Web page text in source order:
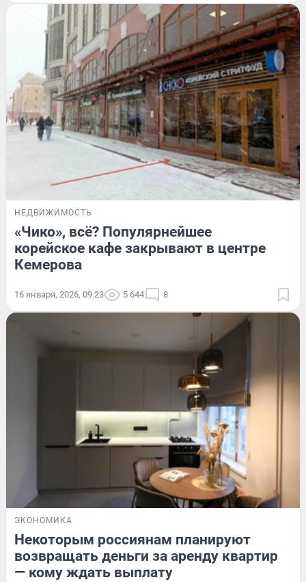
НЕДВИЖИМОСТЬ
«Чико», всё? Популярнейшее
корейское кафе закрывают в центре
Кемерова
16 января, 2026, 09:23 5 644 8
ЭКОНОМИКА
Некоторым россиянам планируют
возвращать деньги за аренду квартир
— кому ждать выплату